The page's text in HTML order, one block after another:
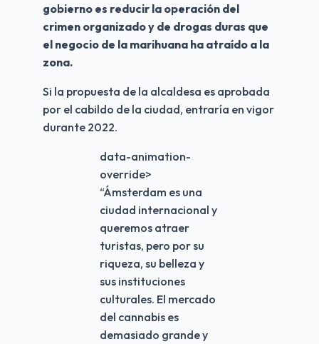
gobierno es reducir la operación del
crimen organizado y de drogas duras que
el negocio de la marihuana ha atraído a la
zona.
Si la propuesta de la alcaldesa es aprobada
por el cabildo de la ciudad, entraría en vigor
durante 2022.
data-animation-
override>
“Ámsterdam es una
ciudad internacional y
queremos atraer
turistas, pero por su
riqueza, su belleza y
sus instituciones
culturales. El mercado
del cannabis es
demasiado grande y